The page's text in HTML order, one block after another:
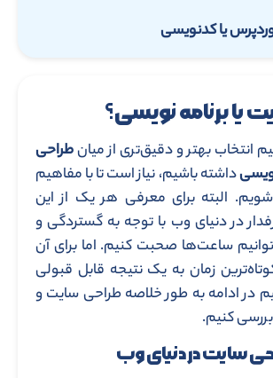
یا کدنویسی
یا برنامه نویسی؟
انتخاب بهتر و دقیق‌تری از میانطراحی
داشته باشیم، نیاز است تا با مفاهیم
البته برای معرفی هر یک از این
در دنیای وب با توجه به گستردگی و
ساعت‌ها صحبت کنیم. اما برای آن
زمان به یک نتیجه قابل قبولی
در ادامه به طور خلاصه طراحی سایت و
کنیم.
سایت در دنیای وب